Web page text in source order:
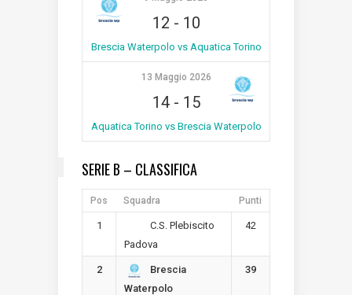
12 - 10
Brescia Waterpolo vs Aquatica Torino
13 Maggio 2026
14- 15
Aquatica Torino vs Brescia Waterpolo
SERIE B – CLASSIFICA
Pos Squadra Punti
1
C.S. Plebiscito
Padova
42
2
Brescia
Waterpolo
39